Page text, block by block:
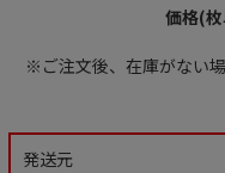
価格(枚
※ご注文後、在庫がない
発送元